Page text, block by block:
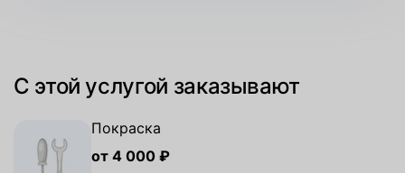
С этой услугой заказывают
Покраска
от 4 000 ₽